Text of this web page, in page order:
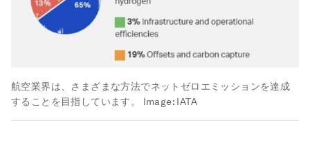
航空業界は、さまざまな方法でネットゼロエミッションを達成
することを目指しています。
Image: IATA